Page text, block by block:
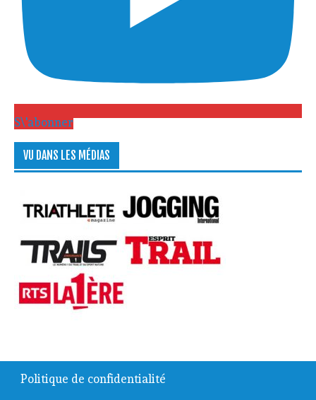
S\'abonner
VU DANS LES MÉDIAS
Politique de confidentialité